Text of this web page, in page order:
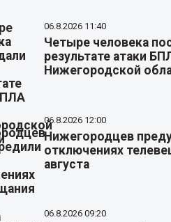
06.8.2026 11:40
Четыре человека
результате атаки
Нижегородской
06.8.2026 12:00
Нижегородцев
отключениях
августа
06.8.2026 09:20